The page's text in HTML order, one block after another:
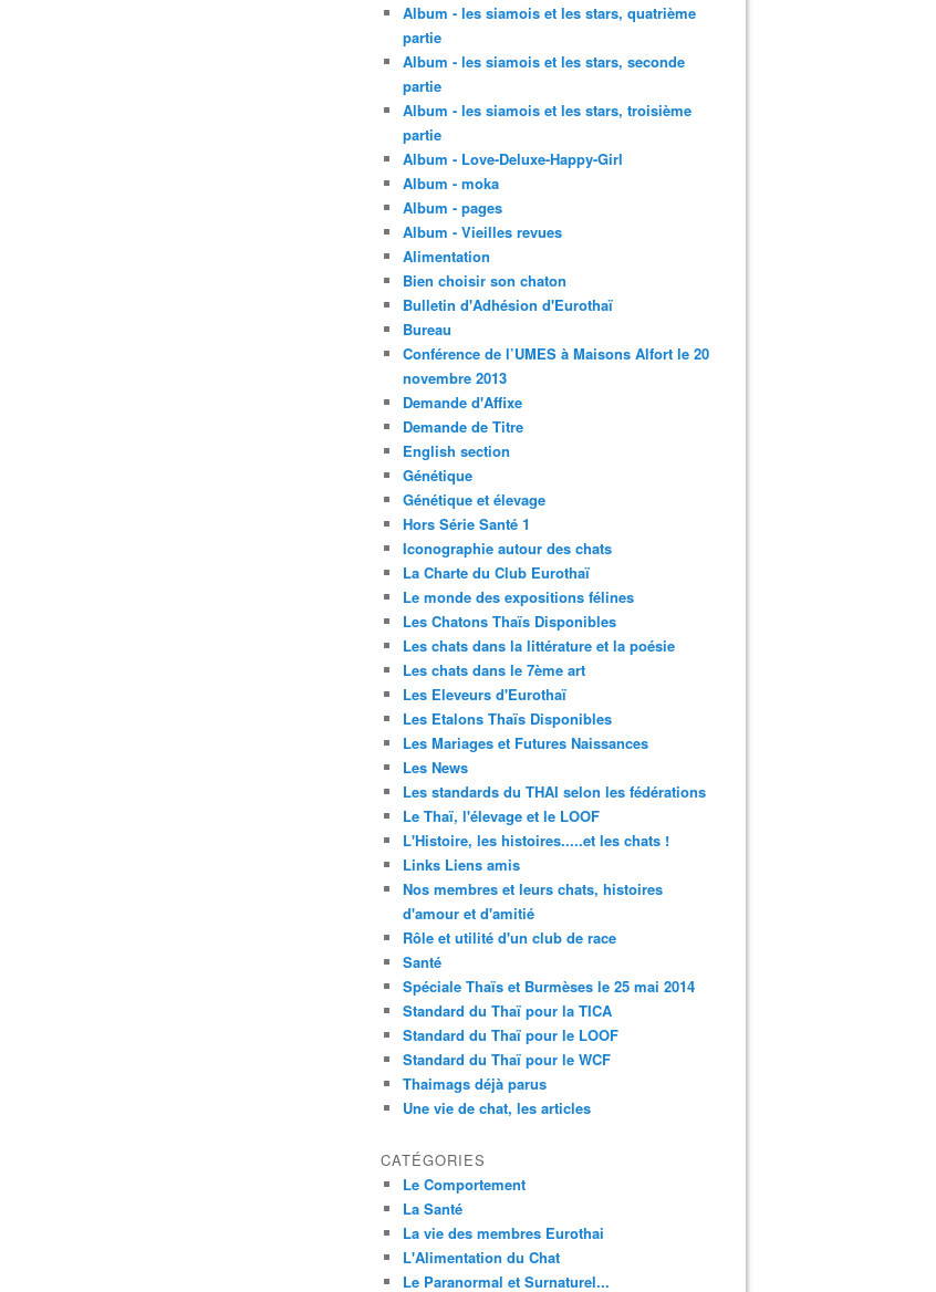
Album - les siamois et les stars, quatrième
partie
Album - les siamois et les stars, seconde
partie
Album - les siamois et les stars, troisième
partie
Album - Love-Deluxe-Happy-Girl
Album - moka
Album - pages
Album - Vieilles revues
Alimentation
Bien choisir son chaton
Bulletin d'Adhésion d'Eurothaï
Bureau
Conférence de l’UMES à Maisons Alfort le 20
novembre 2013
Demande d'Affixe
Demande de Titre
English section
Génétique
Génétique et élevage
Hors Série Santé 1
Iconographie autour des chats
La Charte du Club Eurothaï
Le monde des expositions félines
Les Chatons Thaïs Disponibles
Les chats dans la littérature et la poésie
Les chats dans le 7ème art
Les Eleveurs d'Eurothaï
Les Etalons Thaïs Disponibles
Les Mariages et Futures Naissances
Les News
Les standards du THAI selon les fédérations
Le Thaï, l'élevage et le LOOF
L'Histoire, les histoires.....et les chats !
Links Liens amis
Nos membres et leurs chats, histoires
d'amour et d'amitié
Rôle et utilité d'un club de race
Santé
Spéciale Thaïs et Burmèses le 25 mai 2014
Standard du Thaï pour la TICA
Standard du Thaï pour le LOOF
Standard du Thaï pour le WCF
Thaimags déjà parus
Une vie de chat, les articles
CATÉGORIES
Le Comportement
La Santé
La vie des membres Eurothai
L'Alimentation du Chat
Le Paranormal et Surnaturel...